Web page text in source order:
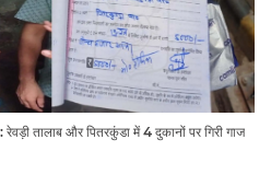
तालाब और पितरकुंडा में 4 दुकानों पर गिरी गाज